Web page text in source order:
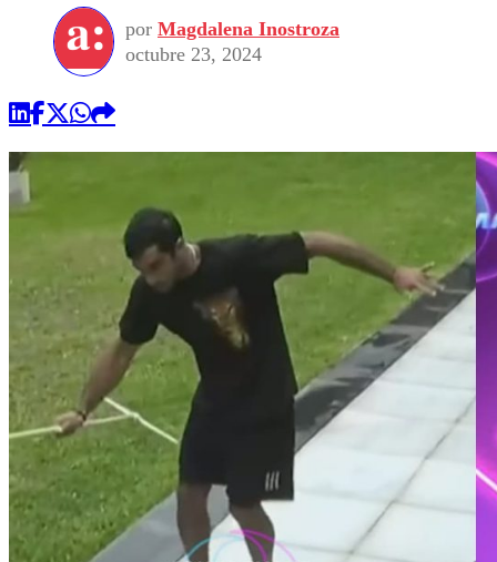
Torneo Internacional
Torneo Nacional
Internacional
Nacional
Programas
Comercial
por Magdalena Inostroza
octubre 23, 2024